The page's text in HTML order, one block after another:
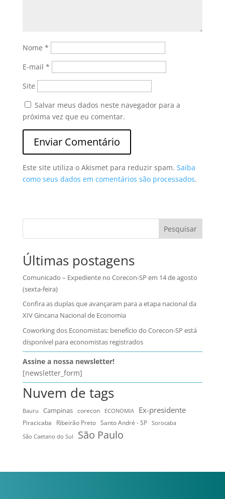
Nome *
E-mail *
Site
Salvar meus dados neste navegador para a
próxima vez que eu comentar.
Este site utiliza o Akismet para reduzir spam. Saiba
como seus dados em comentários são processados.
Pesquisar
Últimas postagens
Comunicado – Expediente no Corecon-SP em 14 de agosto
(sexta-feira)
Confira as duplas que avançaram para a etapa nacional da
XIV Gincana Nacional de Economia
Coworking dos Economistas: benefício do Corecon-SP está
disponível para economistas registrados
Assine a nossa newsletter!
[newsletter_form]
Nuvem de tags
Bauru Campinas corecon ECONOMIA Ex-presidente
Piracicaba Ribeirão Preto Santo André - SP
Sorocaba
São Caetano do Sul
São Paulo